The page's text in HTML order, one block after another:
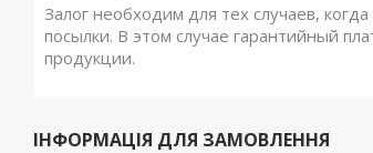
Залог необходим для тех случаев,
посылки. В этом случае гарантийный
продукции.
ІНФОРМАЦІЯ ДЛЯ ЗАМОВЛЕННЯ